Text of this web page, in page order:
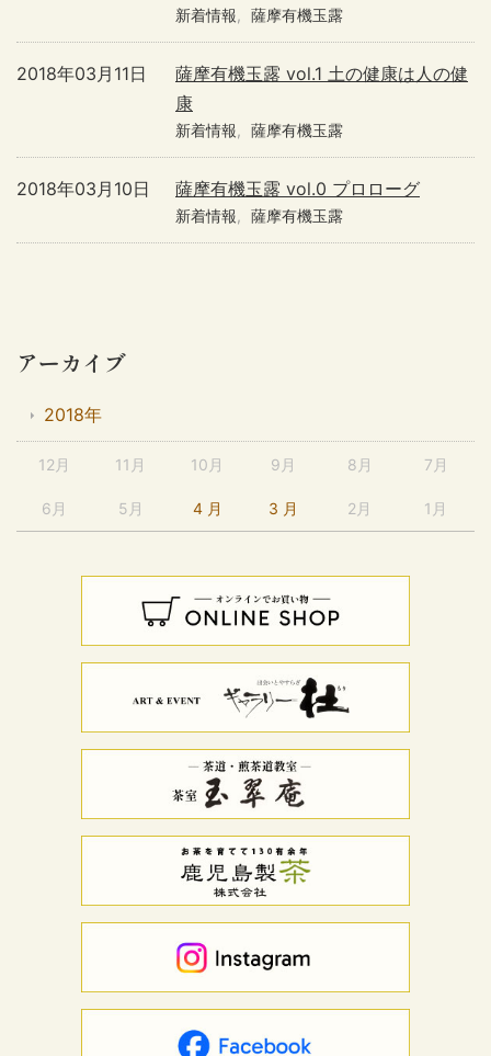
新着情報 薩摩有機玉露
薩摩有機玉露 vol.1 土の健康は人の健
康
2018年03月11日
新着情報 薩摩有機玉露
薩摩有機玉露 vol.0 プロローグ
2018年03月10日
新着情報 薩摩有機玉露
アーカイブ
2018年
12月 11月 10月 9月 8月 7月
6月 5月 4 月 3 月 2月 1月